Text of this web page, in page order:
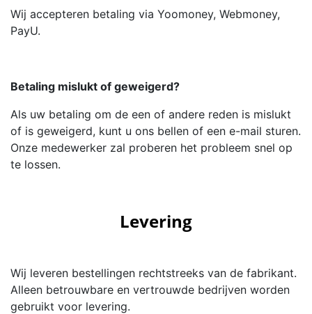
Wij accepteren betaling via Yoomoney, Webmoney,
PayU.
Betaling mislukt of geweigerd?
Als uw betaling om de een of andere reden is mislukt
of is geweigerd, kunt u ons bellen of een e-mail sturen.
Onze medewerker zal proberen het probleem snel op
te lossen.
Levering
Wij leveren bestellingen rechtstreeks van de fabrikant.
Alleen betrouwbare en vertrouwde bedrijven worden
gebruikt voor levering.